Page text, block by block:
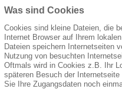
Was sind Cookies
Cookies sind kleine Dateien, die
Internet Browser auf Ihrem
Dateien speichern Internetseiten
Nutzung von besuchten
Oftmals wird in Cookies z.B. Ihr
späteren Besuch der
Sie Ihre Zugangsdaten noch